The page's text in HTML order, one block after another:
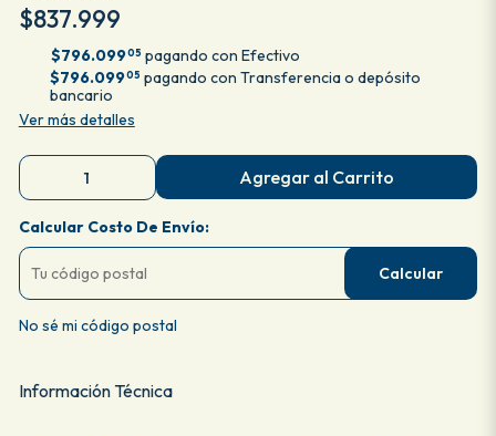
$837.999
$796.09905 pagando con Efectivo
$796.09905 pagando con Transferencia o depósito
bancario
Ver más detalles
Agregar al Carrito
Calcular Costo De Envío:
Calcular
No sé mi código postal
Información Técnica